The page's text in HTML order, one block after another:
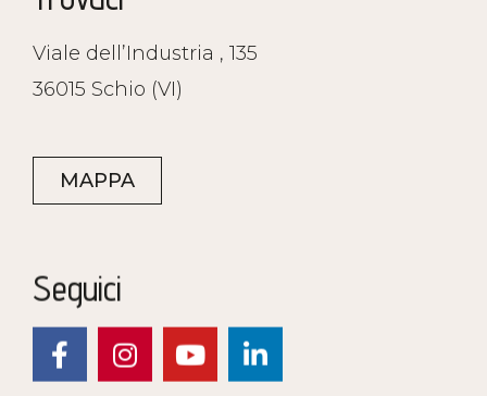
Viale dell’Industria , 135
36015 Schio (VI)
MAPPA
Seguici